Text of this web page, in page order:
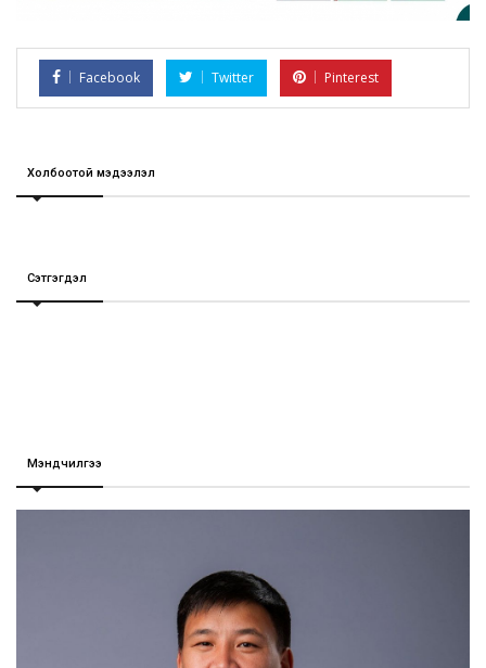
Facebook Twitter Pinterest
Холбоотой мэдээлэл
Сэтгэгдэл
Мэндчилгээ